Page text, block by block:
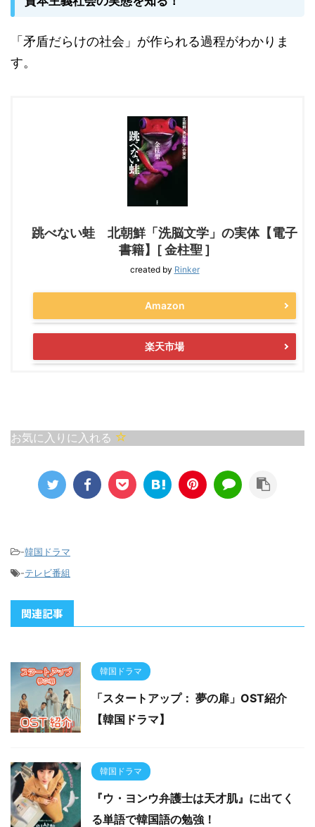
「矛盾だらけの社会」が作られる過程がわかりま
す。
跳べない蛙 北朝鮮「洗脳文学」の実体【電子
書籍】[ 金柱聖 ]
created by Rinker
Amazon
楽天市場
お気に入りに入れる
-韓国ドラマ
-テレビ番組
関連記事
韓国ドラマ
「スタートアップ： 夢の扉」OST紹介
【韓国ドラマ】
韓国ドラマ
『ウ・ヨンウ弁護士は天才肌』に出てく
る単語で韓国語の勉強！